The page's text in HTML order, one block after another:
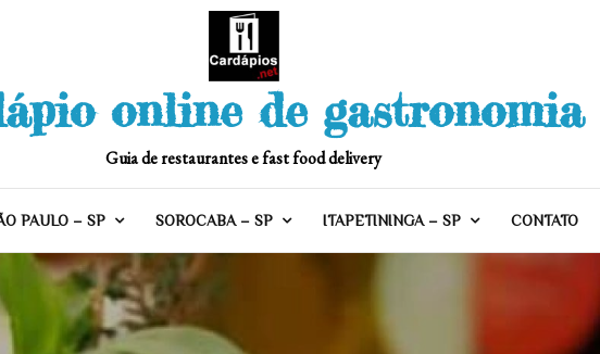
online de gastronomia
Guia de restaurantes e fast food delivery
PAULO – SP SOROCABA – SP ITAPETININGA – SP CONTATO